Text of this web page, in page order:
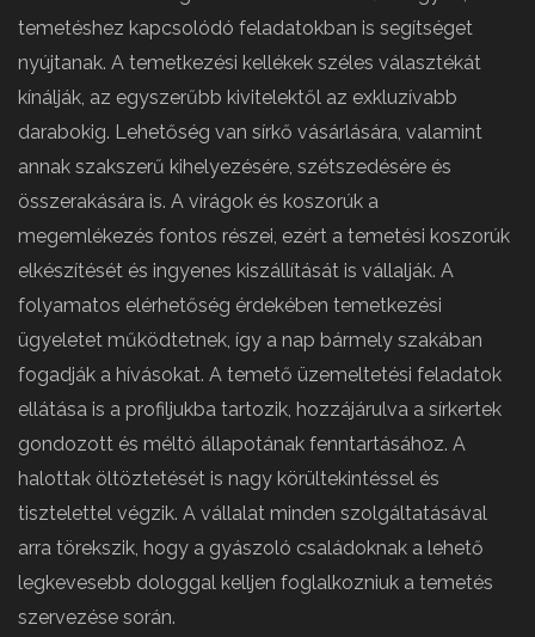
temetéshez kapcsolódó feladatokban is segítséget
nyújtanak. A temetkezési kellékek széles választékát
kínálják, az egyszerűbb kivitelektől az exkluzívabb
darabokig. Lehetőség van sírkő vásárlására, valamint
annak szakszerű kihelyezésére, szétszedésére és
összerakására is. A virágok és koszorúk a
megemlékezés fontos részei, ezért a temetési koszorúk
elkészítését és ingyenes kiszállítását is vállalják. A
folyamatos elérhetőség érdekében temetkezési
ügyeletet működtetnek, így a nap bármely szakában
fogadják a hívásokat. A temető üzemeltetési feladatok
ellátása is a profiljukba tartozik, hozzájárulva a sírkertek
gondozott és méltó állapotának fenntartásához. A
halottak öltöztetését is nagy körültekintéssel és
tisztelettel végzik. A vállalat minden szolgáltatásával
arra törekszik, hogy a gyászoló családoknak a lehető
legkevesebb dologgal kelljen foglalkozniuk a temetés
szervezése során.